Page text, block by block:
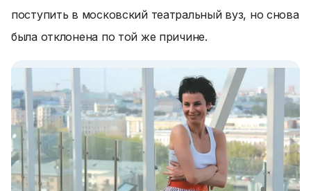
поступить в московский театральный вуз, но снова
была отклонена по той же причине.